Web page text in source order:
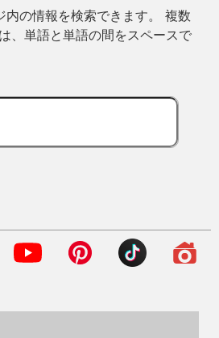
内の情報を検索できます。 複数
、単語と単語の間をスペースで